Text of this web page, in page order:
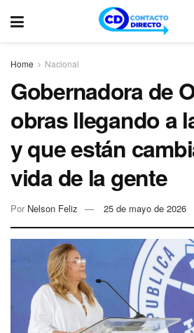
Home Nacional
Gobernadora de
obras llegando a
y que están
vida de la gente
Por Nelson Feliz 25 de mayo de 2026